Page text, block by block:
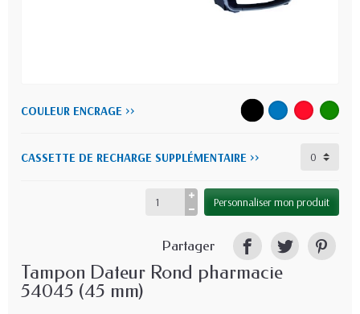
COULEUR ENCRAGE >>
CASSETTE DE RECHARGE SUPPLÉMENTAIRE >>
Personnaliser mon produit
Partager
Tampon Dateur Rond pharmacie
54045 (45 mm)